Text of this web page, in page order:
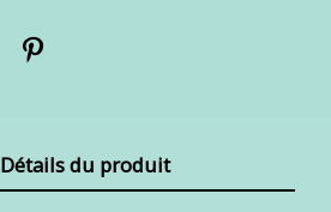
Détails du produit